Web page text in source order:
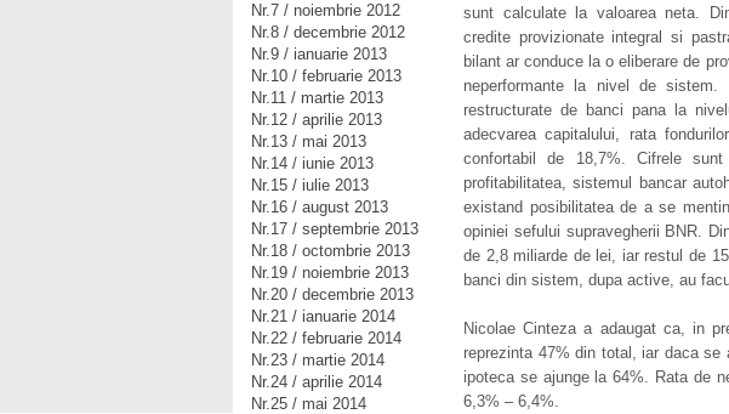
sunt calculate la valoarea neta.
credite provizionate integral si
bilant ar conduce la o eliberare de
neperformante la nivel de
restructurate de banci pana la
adecvarea capitalului, rata
confortabil de 18,7%. Cifrele
profitabilitatea, sistemul bancar
existand posibilitatea de a se
opiniei sefului supravegherii BNR.
de 2,8 miliarde de lei, iar restul de
banci din sistem, dupa active, au
Nicolae Cinteza a adaugat ca, in
reprezinta 47% din total, iar daca
ipoteca se ajunge la 64%. Rata de
6,3% – 6,4%.
Nr.7 / noiembrie 2012
Nr.8 / decembrie 2012
Nr.9 / ianuarie 2013
Nr.10 / februarie 2013
Nr.11 / martie 2013
Nr.12 / aprilie 2013
Nr.13 / mai 2013
Nr.14 / iunie 2013
Nr.15 / iulie 2013
Nr.16 / august 2013
Nr.17 / septembrie 2013
Nr.18 / octombrie 2013
Nr.19 / noiembrie 2013
Nr.20 / decembrie 2013
Nr.21 / ianuarie 2014
Nr.22 / februarie 2014
Nr.23 / martie 2014
Nr.24 / aprilie 2014
Nr.25 / mai 2014